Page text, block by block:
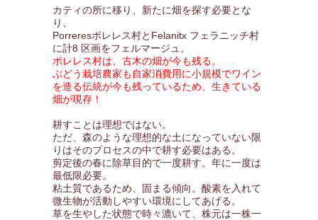
カティの所に移り、新たに畑を探す必要とな
り、
Porreresポレレス村とFelanitx フェラニッチ村
に計8 区画をフェルマージュ。
ポレレス村は、古木の畑が今も残る。
ぶどう栽培農家も自家消費用に小規模でワイン
を造る伝統が今も残っているため、生きている
畑が現存！
耕すことは理想ではない。
ただ、森のような理想的な土になっていない限
りはそのプロセスの中で耕す必要はある。
剪定後の春に除草目的で一度耕す。年に一度は
最低限必要。
粘土質であるため、固まる傾向。酸素を入れて
微生物が活動しやすい環境にしてあげる。
草を生やした状態で時々漉いて、株元は一株一